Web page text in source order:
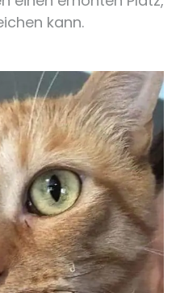
kann.